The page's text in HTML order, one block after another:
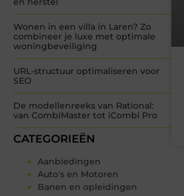
Wonen in een villa in Laren? Zo
combineer je luxe met optimale
woningbeveiliging
URL-structuur optimaliseren voor
SEO
De modellenreeks van Rational:
van CombiMaster tot iCombi Pro
CATEGORIEËN
Aanbiedingen
Auto's en Motoren
Banen en opleidingen